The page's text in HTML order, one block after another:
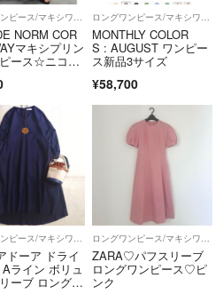
ロングワンピース/マキシワンピース
NORM COR
マキシプリン
ース☆ニコア
ロングワンピース/マキシワンピース
MONTHLY COLOR
S : AUGUST ワンピー
ス新品3サイズ
¥58,700
ロングワンピース/マキシワンピース
ドーア ドライ
ライン ボリュ
ーブ ロングワ
ロングワンピース/マキシワンピース
ZARA♡パフスリーブ
ロングワンピース♡ピ
ンク